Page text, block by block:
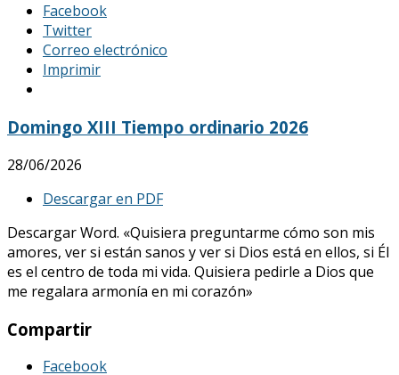
Facebook
Twitter
Correo electrónico
Imprimir
Domingo XIII Tiempo ordinario 2026
28/06/2026
Descargar en PDF
Descargar Word. «Quisiera preguntarme cómo son mis
amores, ver si están sanos y ver si Dios está en ellos, si Él
es el centro de toda mi vida. Quisiera pedirle a Dios que
me regalara armonía en mi corazón»
Compartir
Facebook